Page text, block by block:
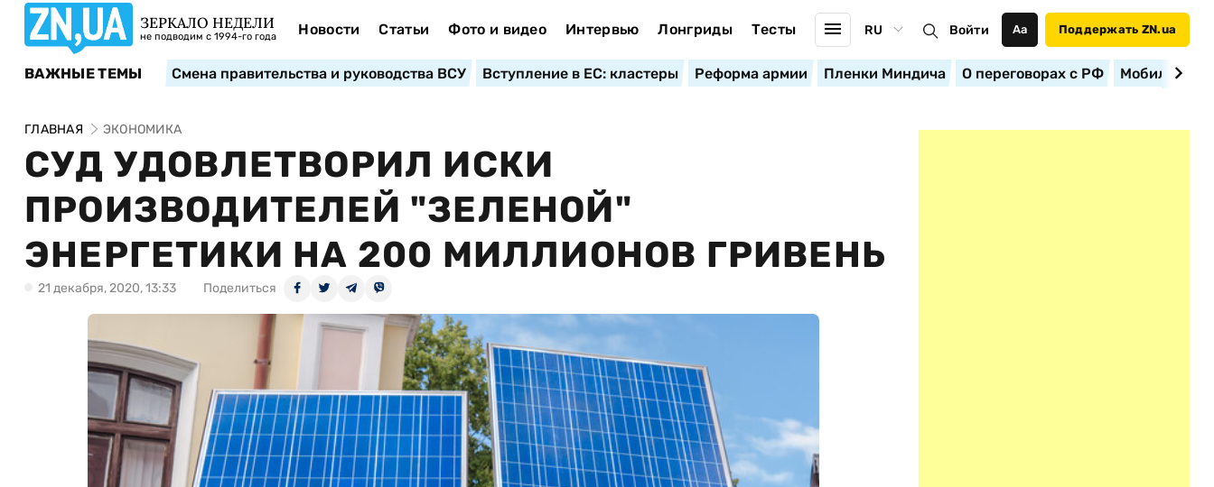
ЗЕРКАЛО НЕДЕЛИ
не подводим с 1994-го года Новости Статьи Фото и видео Интервью Лонгриды Тесты RU Войти Аа Поддержать ZN.ua
ВАЖНЫЕ ТЕМЫ Смена правительства и руководства ВСУ Вступление в ЕС: кластеры Реформа армии Пленки Миндича О переговорах с РФ
ГЛАВНАЯ ЭКОНОМИКА
СУД УДОВЛЕТВОРИЛ ИСКИ
ПРОИЗВОДИТЕЛЕЙ "ЗЕЛЕНОЙ"
ЭНЕРГЕТИКИ НА 200 МИЛЛИОНОВ ГРИВЕНЬ
21 декабря, 2020, 13:33 Поделиться